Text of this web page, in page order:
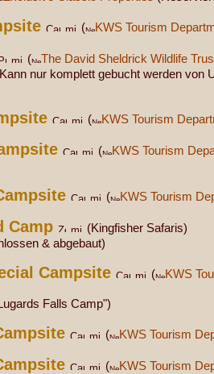
( KWS Tourism
(
The David Sheldrick Wildlife
Kann nur komplett gebucht werden von
( KWS Tourism
(
KWS Tourism
( KWS Tourism
Camp
(Kingfisher Safaris)
& abgebaut)
Campsite (
KWS
Falls Camp")
( KWS Tourism
( KWS Tourism